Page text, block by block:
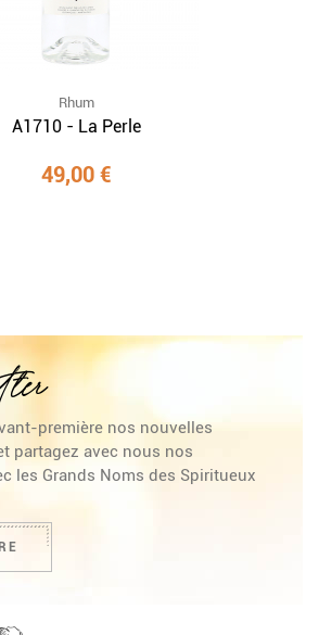
Rhum
A1710 - La Perle
49,00 €
première nos nouvelles
partagez avec nous nos
les Grands Noms des Spiritueux